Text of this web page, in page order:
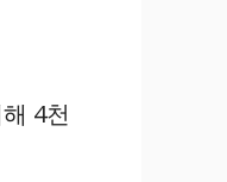
4천